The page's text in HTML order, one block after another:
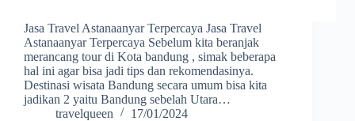
Jasa Travel Astanaanyar Terpercaya Jasa Travel
Astanaanyar Terpercaya Sebelum kita beranjak
merancang tour di Kota bandung , simak beberapa
hal ini agar bisa jadi tips dan rekomendasinya.
Destinasi wisata Bandung secara umum bisa kita
jadikan 2 yaitu Bandung sebelah Utara…
travelqueen
17/01/2024